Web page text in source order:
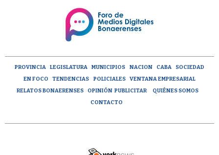
PROVINCIA LEGISLATURA MUNICIPIOS NACION CABA
SOCIEDAD
EN FOCO
TENDENCIAS POLICIALES
VENTANA EMPRESARIAL
RELATOS BONAERENSES
OPINIÓN PUBLICITAR
QUIÉNES SOMOS
CONTACTO